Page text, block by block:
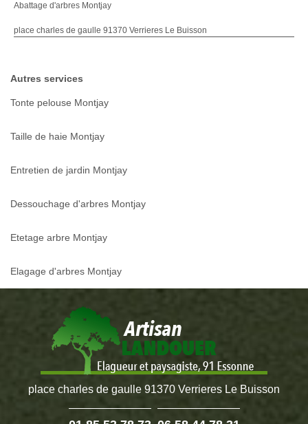
Abattage d'arbres Montjay
place charles de gaulle 91370 Verrieres Le Buisson
Autres services
Tonte pelouse Montjay
Taille de haie Montjay
Entretien de jardin Montjay
Dessouchage d'arbres Montjay
Etetage arbre Montjay
Elagage d'arbres Montjay
place charles de gaulle 91370 Verrieres Le Buisson